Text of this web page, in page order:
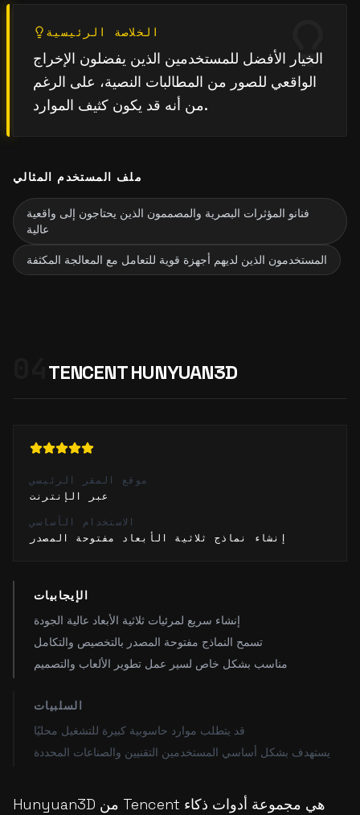
الخلاصة الرئيسية
الخيار الأفضل للمستخدمين الذين يفضلون الإخراج
الواقعي للصور من المطالبات النصية، على الرغم
من أنه قد يكون كثيف الموارد.
ملف المستخدم المثالي
فنانو المؤثرات البصرية والمصممون الذين يحتاجون إلى واقعية
عالية
المستخدمون الذين لديهم أجهزة قوية للتعامل مع المعالجة المكثفة
TENCENT HUNYUAN3D
موقع المقر الرئيسي
عبر الإنترنت
الاستخدام الأساسي
إنشاء نماذج ثلاثية الأبعاد مفتوحة المصدر
الإيجابيات
إنشاء سريع لمرئيات ثلاثية الأبعاد عالية الجودة
تسمح النماذج مفتوحة المصدر بالتخصيص والتكامل
مناسب بشكل خاص لسير عمل تطوير الألعاب والتصميم
السلبيات
قد يتطلب موارد حاسوبية كبيرة للتشغيل محليًا
يستهدف بشكل أساسي المستخدمين التقنيين والصناعات المحددة
Hunyuan3D من Tencent هي مجموعة أدوات ذكاء